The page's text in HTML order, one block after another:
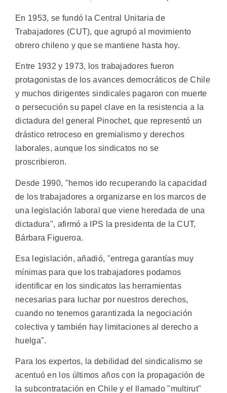
En 1953, se fundó la Central Unitaria de
Trabajadores (CUT), que agrupó al movimiento
obrero chileno y que se mantiene hasta hoy.
Entre 1932 y 1973, los trabajadores fueron
protagonistas de los avances democráticos de Chile
y muchos dirigentes sindicales pagaron con muerte
o persecución su papel clave en la resistencia a la
dictadura del general Pinochet, que representó un
drástico retroceso en gremialismo y derechos
laborales, aunque los sindicatos no se
proscribieron.
Desde 1990, "hemos ido recuperando la capacidad
de los trabajadores a organizarse en los marcos de
una legislación laboral que viene heredada de una
dictadura", afirmó a IPS la presidenta de la CUT,
Bárbara Figueroa.
Esa legislación, añadió, "entrega garantías muy
mínimas para que los trabajadores podamos
identificar en los sindicatos las herramientas
necesarias para luchar por nuestros derechos,
cuando no tenemos garantizada la negociación
colectiva y también hay limitaciones al derecho a
huelga".
Para los expertos, la debilidad del sindicalismo se
acentuó en los últimos años con la propagación de
la subcontratación en Chile y el llamado "multirut"